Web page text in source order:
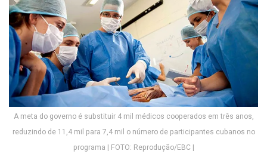
A meta do governo é substituir 4 mil médicos cooperados em três anos,
reduzindo de 11,4 mil para 7,4 mil o número de participantes cubanos no
programa | FOTO: Reprodução/EBC |